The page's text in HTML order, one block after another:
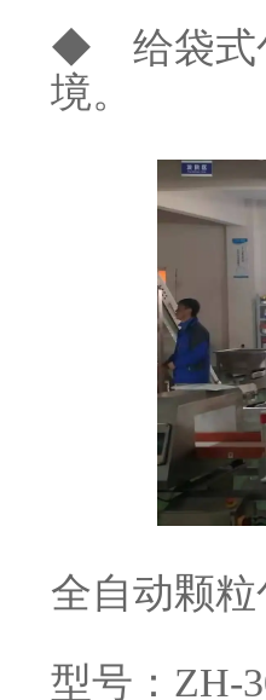
◆ 给袋式
境。
全自动颗
型号：ZH-